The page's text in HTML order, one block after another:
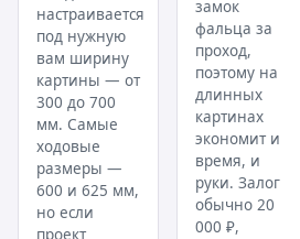
настраивается
под нужную
вам ширину
картины — от
300 до 700
мм. Самые
ходовые
размеры —
600 и 625 мм,
но если
проект
замок
фальца за
проход,
поэтому на
длинных
картинах
экономит и
время, и
руки. Залог
обычно 20
000 ₽,